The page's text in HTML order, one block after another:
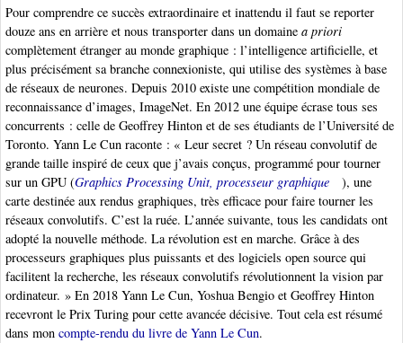
Pour comprendre ce succès extraordinaire et inattendu il faut se reporter
douze ans en arrière et nous transporter dans un domaine a priori
complètement étranger au monde graphique : l’intelligence artificielle, et
plus précisément sa branche connexioniste, qui utilise des systèmes à base
de réseaux de neurones. Depuis 2010 existe une compétition mondiale de
reconnaissance d’images, ImageNet. En 2012 une équipe écrase tous ses
concurrents : celle de Geoffrey Hinton et de ses étudiants de l’Université de
Toronto. Yann Le Cun raconte : « Leur secret ? Un réseau convolutif de
grande taille inspiré de ceux que j’avais conçus, programmé pour tourner
sur un GPU (Graphics Processing Unit, processeur graphique
), une
carte destinée aux rendus graphiques, très efficace pour faire tourner les
réseaux convolutifs. C’est la ruée. L’année suivante, tous les candidats ont
adopté la nouvelle méthode. La révolution est en marche. Grâce à des
processeurs graphiques plus puissants et des logiciels open source qui
facilitent la recherche, les réseaux convolutifs révolutionnent la vision par
ordinateur. » En 2018 Yann Le Cun, Yoshua Bengio et Geoffrey Hinton
recevront le Prix Turing pour cette avancée décisive. Tout cela est résumé
dans mon compte-rendu du livre de Yann Le Cun.